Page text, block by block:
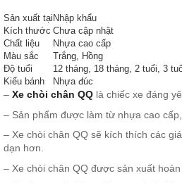
Sản xuất tại Nhập khẩu
Kích thước Chưa cập nhật
Chất liệu
Nhựa cao cấp
Màu sắc
Trắng, Hồng
Độ tuổi
12 tháng, 18 tháng, 2 tuổi, 3
Kiểu bánh
Nhựa đúc
– Xe chòi chân QQlà chiếc xe đáng
– Sản phẩm được làm từ nhựa cao
– Xe chòi chân QQ sẽ kích thích các
dạn hơn.
– Xe chòi chân QQ được sản xuất